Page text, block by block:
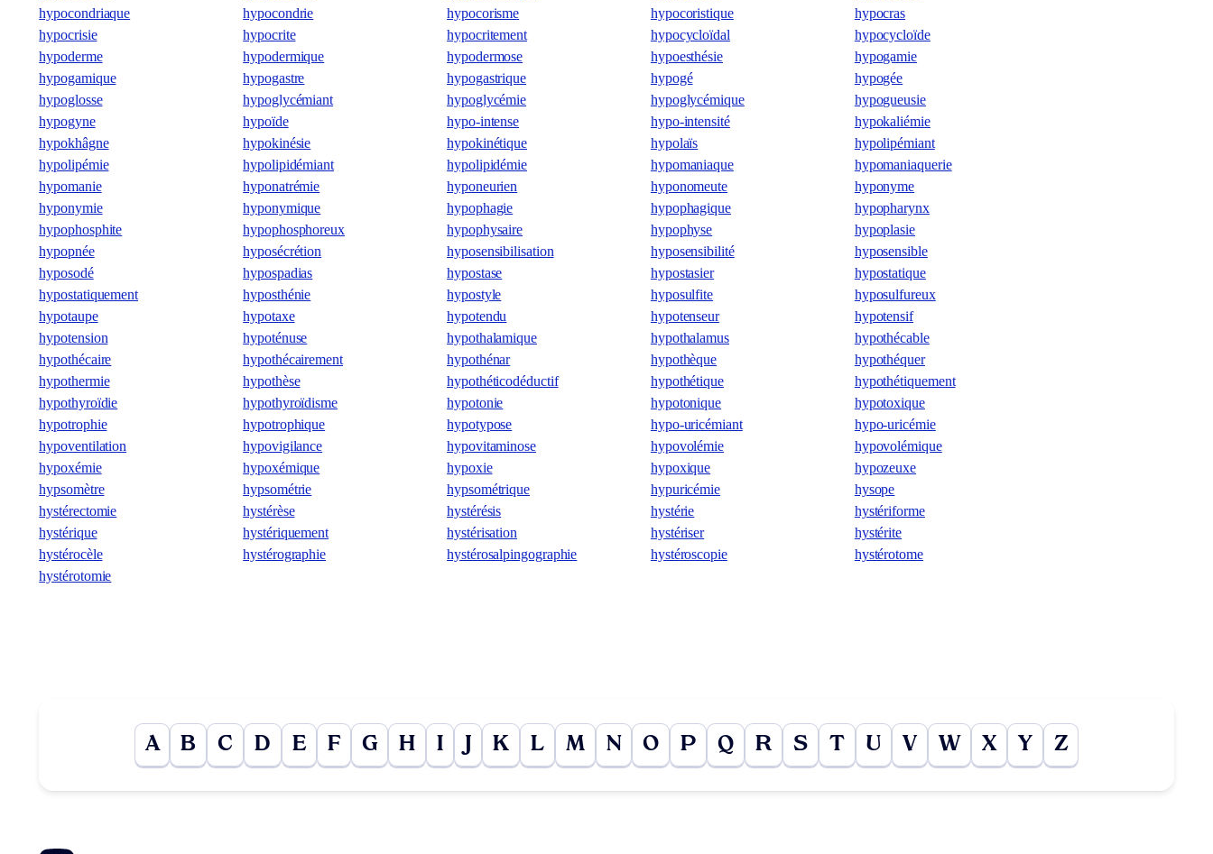
hypocondriaque
hypocondrie hypocorisme hypocoristique
hypocras
hypocrisie
hypocrite hypocritement hypocycloïdal
hypocycloïde
hypoderme
hypodermique hypodermose hypoesthésie
hypogamie
hypogamique
hypogastre hypogastrique hypogé
hypogée
hypoglosse
hypoglycémiant hypoglycémie hypoglycémique
hypogueusie
hypogyne
hypoïde hypo-intense hypo-intensité
hypokaliémie
hypokhâgne
hypokinésie hypokinétique hypolaïs
hypolipémiant
hypolipémie
hypolipidémiant hypolipidémie hypomaniaque
hypomaniaquerie
hypomanie
hyponatrémie hyponeurien hyponomeute
hyponyme
hyponymie
hyponymique hypophagie hypophagique
hypopharynx
hypophosphite
hypophosphoreux hypophysaire hypophyse
hypoplasie
hypopnée
hyposécrétion hyposensibilisation hyposensibilité
hyposensible
hyposodé
hypospadias hypostase hypostasier
hypostatique
hypostatiquement
hyposthénie hypostyle hyposulfite
hyposulfureux
hypotaupe
hypotaxe hypotendu hypotenseur
hypotensif
hypotension
hypoténuse hypothalamique hypothalamus
hypothécable
hypothécaire
hypothécairement hypothénar hypothèque
hypothéquer
hypothermie
hypothèse hypothéticodéductif hypothétique
hypothétiquement
hypothyroïdie
hypothyroïdisme hypotonie hypotonique
hypotoxique
hypotrophie
hypotrophique hypotypose hypo-uricémiant
hypo-uricémie
hypoventilation
hypovigilance hypovitaminose hypovolémie
hypovolémique
hypoxémie
hypoxémique hypoxie hypoxique
hypozeuxe
hypsomètre
hypsométrie hypsométrique hypuricémie
hysope
hystérectomie
hystérèse hystérésis hystérie
hystériforme
hystérique
hystériquement hystérisation hystériser
hystérite
hystérocèle
hystérographie hystérosalpingographie hystéroscopie
hystérotome
hystérotomie
A B C D E F G H I J K L M N O P Q R S T U V W X Y Z